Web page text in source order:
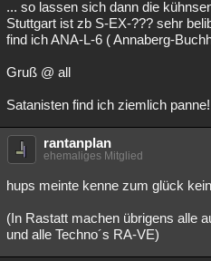
Lesenswert Schlüsselwörter
... so lassen sich dann die
Stuttgart ist zb S-EX-??? sehr
find ich ANA-L-6 ( Annaberg-
Gruß @ all
Satanisten find ich ziemlich
rantanplan
ehemaliges Mitglied
hups meinte kenne zum glück
(In Rastatt machen übrigens alle
und alle Techno´s RA-VE)